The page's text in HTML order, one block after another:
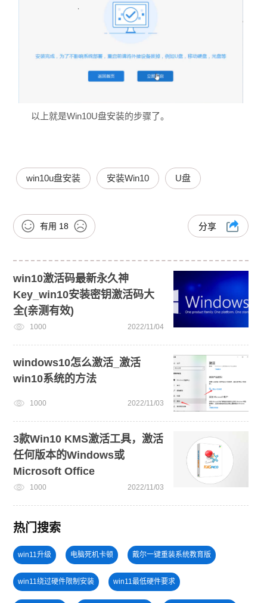
以上就是Win10U盘安装的步骤了。
win10u盘安装 安装Win10 U盘
有用 18 分享
win10激活码最新永久神
Key_win10安装密钥激活码大
全(亲测有效)
1000 2022/11/04
windows10怎么激活_激活
win10系统的方法
1000 2022/11/03
3款Win10 KMS激活工具，激活
任何版本的Windows或
Microsoft Office
1000 2022/11/03
热门搜索
win11升级 电脑死机卡顿 戴尔一键重装系统教育版
win11绕过硬件限制安装 win11最低硬件要求